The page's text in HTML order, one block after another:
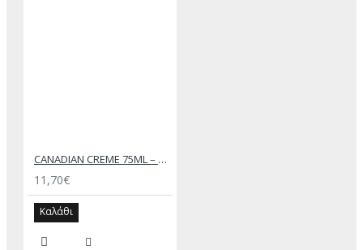
CANADIAN CREME 75ML – SAPHIR
11,70€
Καλάθι